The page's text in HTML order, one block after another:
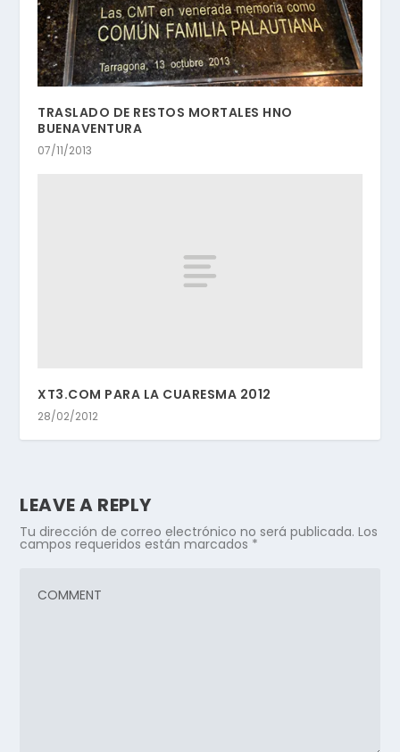
TRASLADO DE RESTOS MORTALES HNO
BUENAVENTURA
07/11/2013
XT3.COM PARA LA CUARESMA 2012
28/02/2012
LEAVE A REPLY
Tu dirección de correo electrónico no será publicada. Los
campos requeridos están marcados *